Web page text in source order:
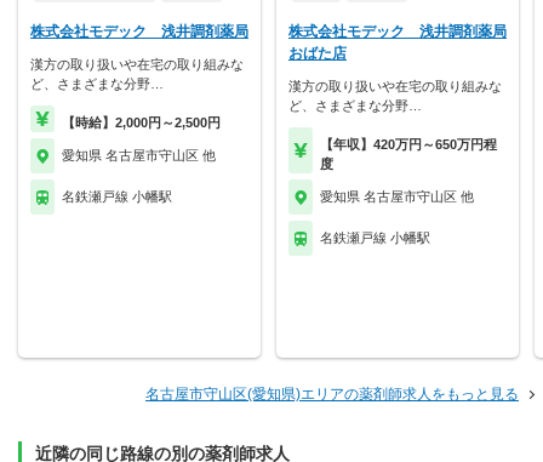
株式会社モデック 浅井調剤薬局
漢方の取り扱いや在宅の取り組みな
ど、さまざまな分野…
【時給】2,000円～2,500円
愛知県 名古屋市守山区 他
名鉄瀬戸線 小幡駅
株式会社モデック 浅井調剤薬局
おばた店
漢方の取り扱いや在宅の取り組みな
ど、さまざまな分野…
【年収】420万円～650万円程
度
愛知県 名古屋市守山区 他
名鉄瀬戸線 小幡駅
名古屋市守山区(愛知県)エリアの薬剤師求人をもっと見る
近隣の同じ路線の別の薬剤師求人